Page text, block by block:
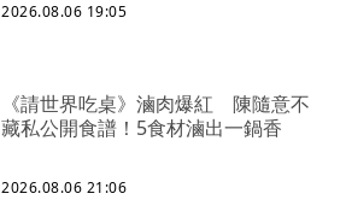
2026.08.06 19:05
《請世界吃桌》滷肉爆紅 陳隨意不
藏私公開食譜！5食材滷出一鍋香
2026.08.06 21:06